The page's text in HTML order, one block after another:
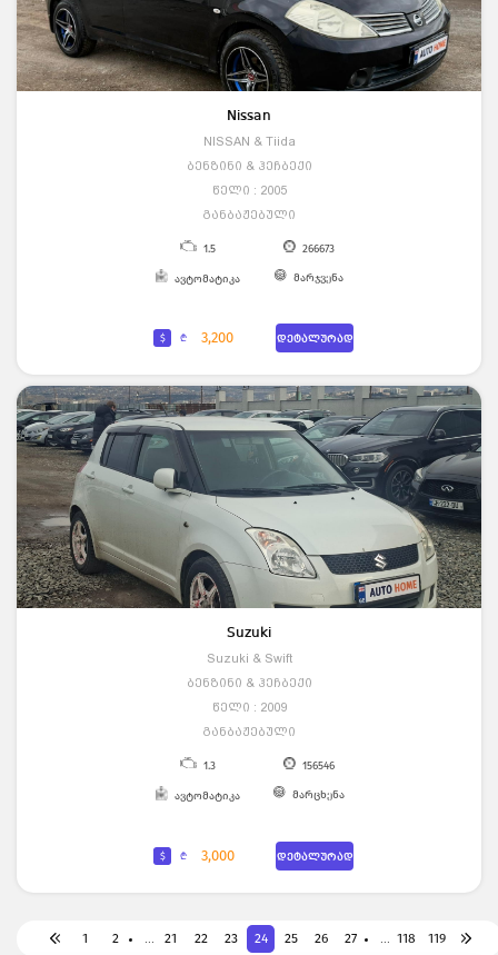
Nissan
NISSAN & Tiida
ბენზინი & ჰეჩბექი
წელი : 2005
განბაჟებული
1.5 266673
ავტომატიკა მარჯვენა
$ ₾ 3,200 დეტალურად
Suzuki
Suzuki & Swift
ბენზინი & ჰეჩბექი
წელი : 2009
განბაჟებული
1.3 156546
ავტომატიკა მარცხენა
$ ₾ 3,000 დეტალურად
1 2 ... 21 22 23 24 25 26 27 ... 118 119